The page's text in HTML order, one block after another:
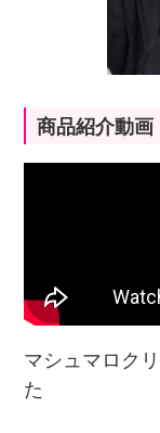
商品紹介動画
マシュマロク
た